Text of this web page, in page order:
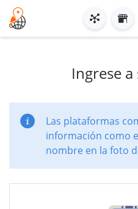
Ingrese
Las plataformas
información como
nombre en la foto